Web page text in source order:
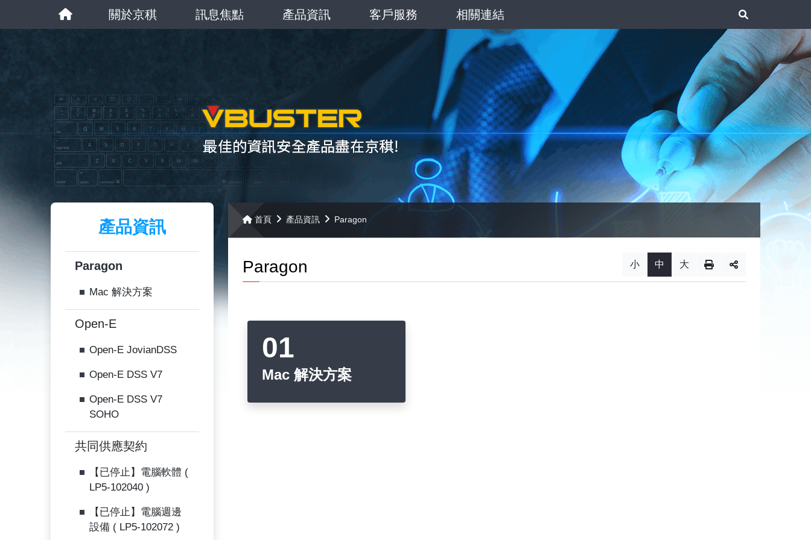
開
搜
尋
關於京稘 訊息焦點 產品資訊 客戶服務 相關連結
產品資訊
Paragon
Mac 解決方案
Open-E
Open-E JovianDSS
Open-E DSS V7
Open-E DSS V7
SOHO
共同供應契約
【已停止】電腦軟體 (
LP5-102040 )
【已停止】電腦週邊
設備 ( LP5-102072 )
首頁 產品資訊 Paragon
小 中 大
Paragon
Mac 解決方案